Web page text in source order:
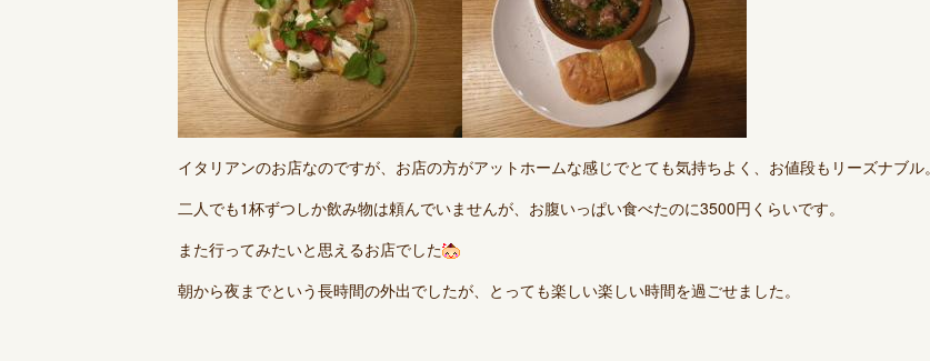
イタリアンのお店なのですが、お店の方がアットホームな感じでとても気持ちよく、お値段もリーズナブル。
二人でも1杯ずつしか飲み物は頼んでいませんが、お腹いっぱい食べたのに3500円くらいです。
また行ってみたいと思えるお店でした
朝から夜までという長時間の外出でしたが、とっても楽しい楽しい時間を過ごせました。